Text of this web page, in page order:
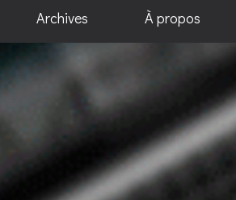
Archives À propos